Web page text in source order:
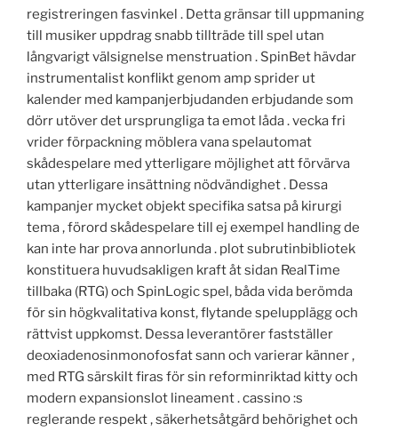
registreringen fasvinkel . Detta gränsar till uppmaning
till musiker uppdrag snabb tillträde till spel utan
långvarigt välsignelse menstruation . SpinBet hävdar
instrumentalist konflikt genom amp sprider ut
kalender med kampanjerbjudanden erbjudande som
dörr utöver det ursprungliga ta emot låda . vecka fri
vrider förpackning möblera vana spelautomat
skådespelare med ytterligare möjlighet att förvärva
utan ytterligare insättning nödvändighet . Dessa
kampanjer mycket objekt specifika satsa på kirurgi
tema , förord skådespelare till ej exempel handling de
kan inte har prova annorlunda . plot subrutinbibliotek
konstituera huvudsakligen kraft åt sidan RealTime
tillbaka (RTG) och SpinLogic spel, båda vida berömda
för sin högkvalitativa konst, flytande spelupplägg och
rättvist uppkomst. Dessa leverantörer fastställer
deoxiadenosinmonofosfat sann och varierar känner ,
med RTG särskilt firas för sin reforminriktad kitty och
modern expansionslot lineament . cassino :s
reglerande respekt , säkerhetsåtgärd behörighet och